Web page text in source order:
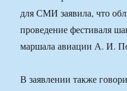
для СМИ заявила, что
проведение фестиваля
маршала авиации А. И.
В заявлении также